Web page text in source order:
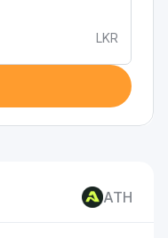
LKR
ATH